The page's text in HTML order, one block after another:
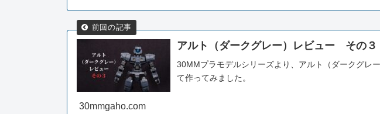
アルト（ダークグレー）レビュー その３
30MMプラモデルシリーズより、アルト（ダークグレ
て作ってみました。
30mmgaho.com